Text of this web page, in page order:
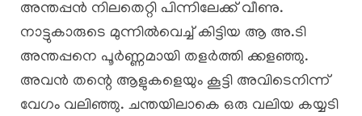
അന്തപ്പൻ നിലതെറ്റി പിന്നിലേക്ക് വീണു.
നാട്ടുകാരുടെ മുന്നിൽവെച്ച് കിട്ടിയ ആ അ.ടി
അന്തപ്പനെ പൂർണ്ണമായി തളർത്തി ക്കളഞ്ഞു.
അവൻ തന്റെ ആളുകളെയും കൂട്ടി അവിടെനിന്ന്
വേഗം വലിഞ്ഞു. ചന്തയിലാകെ ഒരു വലിയ കയ്യടി